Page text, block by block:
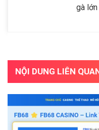
gà lớn
NỘI DUNG LIÊN